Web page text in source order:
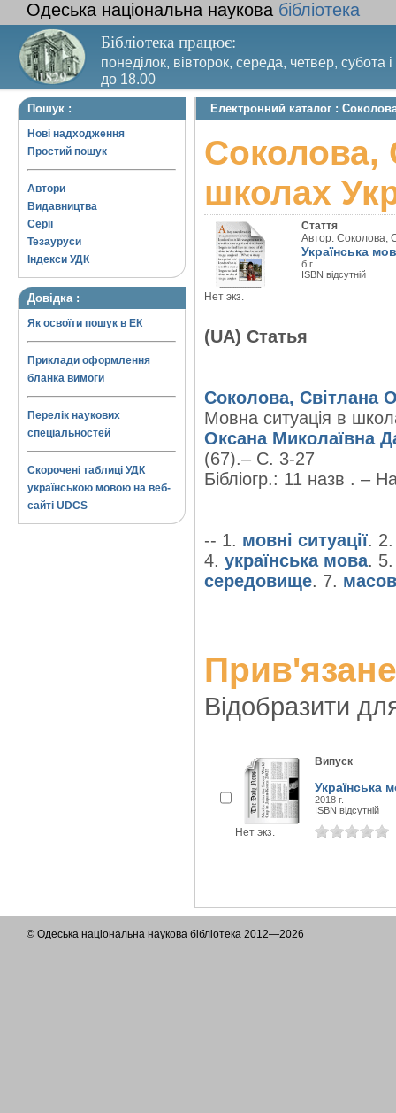
Одеська національна наукова бібліотека
Бібліотека працює:
понеділок, вівторок, середа, четвер, субота
до 18.00
Вихідний день – п’ятниця. Останній четвер
Пошук :
Нові надходження
Простий пошук
Автори
Видавництва
Серії
Тезауруси
Індекси УДК
Довідка :
Як освоїти пошук в ЕК
Приклади оформлення
бланка вимоги
Перелік наукових
спеціальностей
Скорочені таблиці УДК
українською мовою на веб-
сайті UDCS
Електронний каталог :
Соколова,
школах
Нет экз.
Стаття
Автор: Соколова,
Українська
б.г.
ISBN відсутній
(UA) Статья
Соколова, Світлана
Мовна ситуація в
Оксана Миколаївна
(67).– С. 3-27
Бібліогр.: 11 назв . –
-- 1. мовні ситуації.
4. українська мова.
середовище. 7.
Відобразити
Нет экз.
Випуск
Українська
2018 г.
ISBN відсутній
© Одеська національна наукова бібліотека 2012—2026